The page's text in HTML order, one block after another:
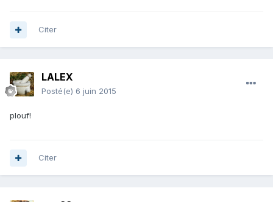
Citer
LALEX
Posté(e) 6 juin 2015
plouf!
Citer